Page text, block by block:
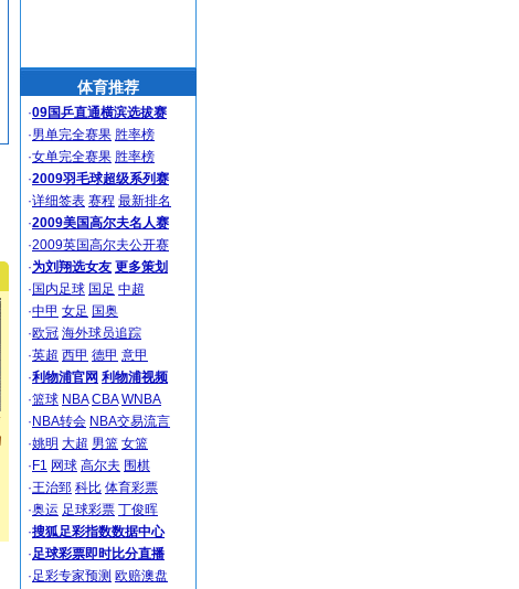
体育推荐
·09国乒直通横滨选拔赛
·男单完全赛果 胜率榜
·女单完全赛果 胜率榜
·2009羽毛球超级系列赛
·详细签表 赛程 最新排名
·2009美国高尔夫名人赛
·2009英国高尔夫公开赛
·为刘翔选女友 更多策划
· 国内足球 国足 中超
·中甲 女足 国奥
·欧冠 海外球员追踪
·英超 西甲 德甲 意甲
·利物浦官网 利物浦视频
·篮球 NBA CBA WNBA
· NBA转会 NBA交易流言
·姚明 大超 男篮 女篮
· F1 网球 高尔夫 围棋
·王治郅 科比 体育彩票
·奥运 足球彩票 丁俊晖
·搜狐足彩指数数据中心
·足球彩票即时比分直播
·足彩专家预测 欧赔澳盘